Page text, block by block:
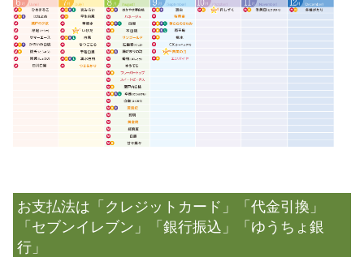
お支払法は「クレジットカード」「代金引換」
「セブンイレブン」「銀行振込」「ゆうちょ銀
行」